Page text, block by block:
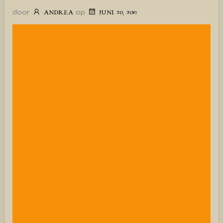
door ANDREA op JUNI 20, 2019